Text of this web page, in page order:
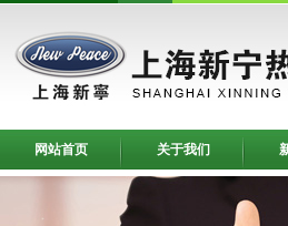
网站首页 关于我们